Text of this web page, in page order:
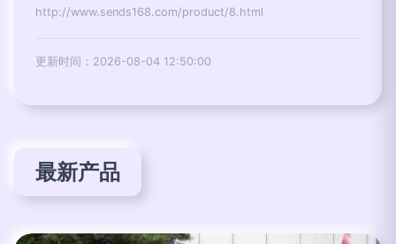
http://www.sends168.com/product/8.html
更新时间：2026-08-04 12:50:00
最新产品